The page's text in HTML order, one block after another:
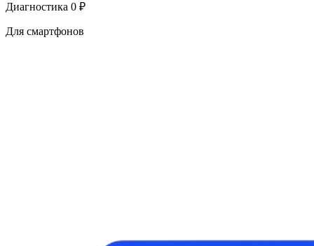
Диагностика 0 ₽
Для смартфонов